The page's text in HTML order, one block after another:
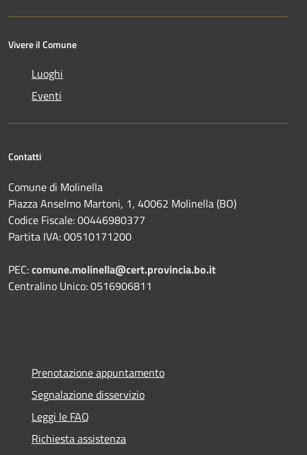
Vivere il Comune
Luoghi
Eventi
Contatti
Comune di Molinella
Piazza Anselmo Martoni, 1, 40062 Molinella (BO)
Codice Fiscale: 00446980377
Partita IVA: 00510171200
PEC:comune.molinella@cert.provincia.bo.it
Centralino Unico: 0516906811
Prenotazione appuntamento
Segnalazione disservizio
Leggi le FAQ
Richiesta assistenza